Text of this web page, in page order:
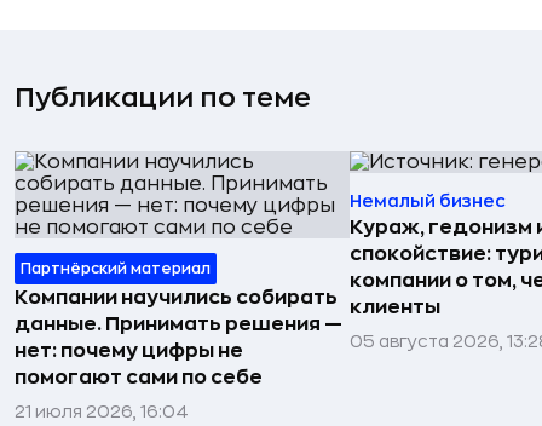
Публикации по теме
Партнёрский материал
Компании научились собирать
данные. Принимать решения —
нет: почему цифры не
помогают сами по себе
21 июля 2026, 16:04
Немалый бизнес
Кураж, гедонизм
спокойствие:
компании о том,
клиенты
05 августа 2026,